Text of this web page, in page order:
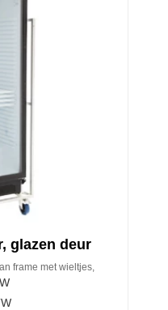
glazen deur
frame met wieltjes,